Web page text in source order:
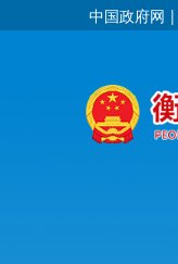
中国政府网